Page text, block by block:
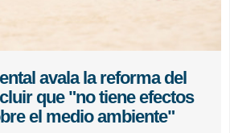
avala la reforma del
que "no tiene efectos
el medio ambiente"